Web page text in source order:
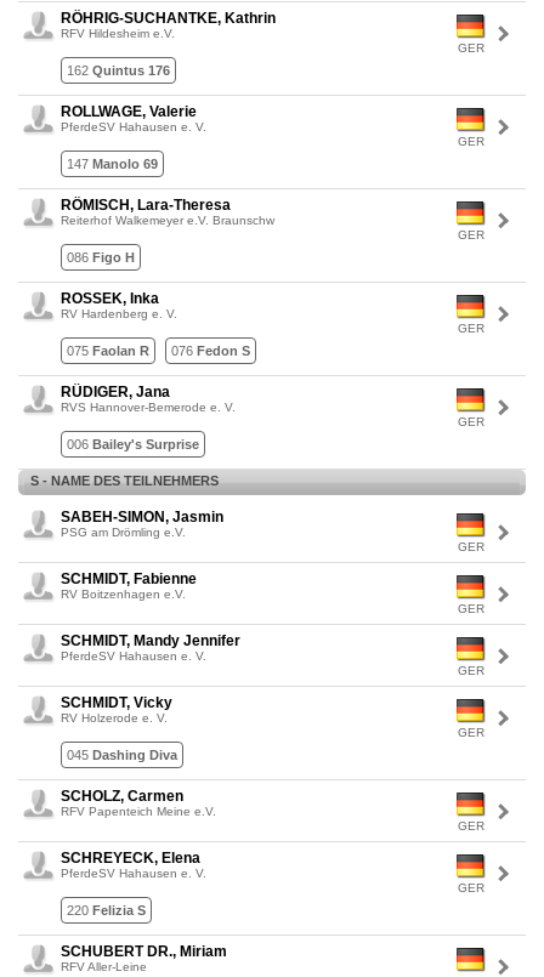
GER
RÖHRIG-SUCHANTKE, Kathrin
RFV Hildesheim e.V.
162 Quintus 176
GER
ROLLWAGE, Valerie
PferdeSV Hahausen e. V.
147 Manolo 69
GER
RÖMISCH, Lara-Theresa
Reiterhof Walkemeyer e.V. Braunschw
086 Figo H
GER
ROSSEK, Inka
RV Hardenberg e. V.
075 Faolan R 076 Fedon S
GER
RÜDIGER, Jana
RVS Hannover-Bemerode e. V.
006 Bailey's Surprise
S - NAME DES TEILNEHMERS
GER
SABEH-SIMON, Jasmin
PSG am Drömling e.V.
GER
SCHMIDT, Fabienne
RV Boitzenhagen e.V.
GER
SCHMIDT, Mandy Jennifer
PferdeSV Hahausen e. V.
GER
SCHMIDT, Vicky
RV Holzerode e. V.
045 Dashing Diva
GER
SCHOLZ, Carmen
RFV Papenteich Meine e.V.
GER
SCHREYECK, Elena
PferdeSV Hahausen e. V.
220 Felizia S
SCHUBERT DR., Miriam
RFV Aller-Leine